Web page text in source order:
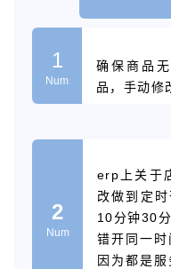
1
Num
确保商品
品，手动修
2
Num
erp上关于
改做到定
10分钟30
错开同一时
因为都是